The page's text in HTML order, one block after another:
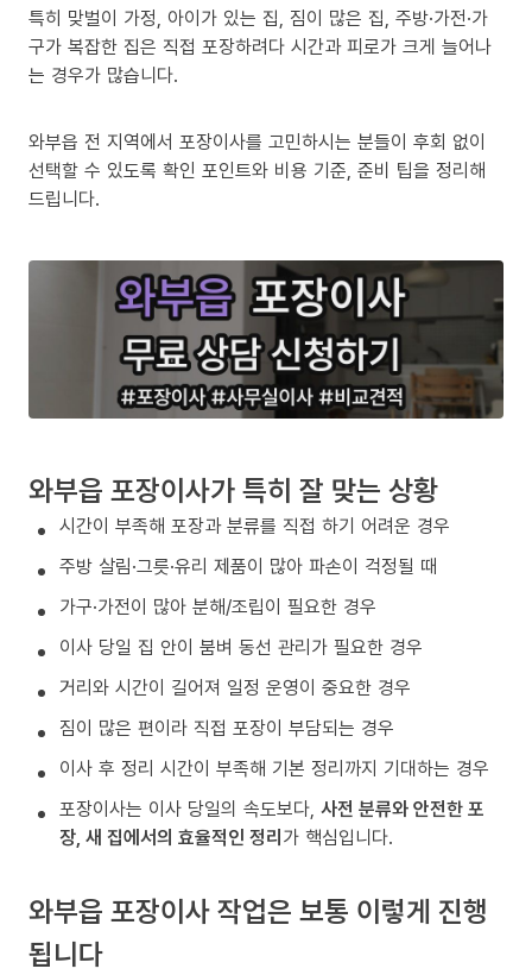
특히 맞벌이 가정, 아이가 있는 집, 짐이 많은 집, 주방·가전·가
구가 복잡한 집은 직접 포장하려다 시간과 피로가 크게 늘어나
는 경우가 많습니다.
와부읍 전 지역에서 포장이사를 고민하시는 분들이 후회 없이
선택할 수 있도록 확인 포인트와 비용 기준, 준비 팁을 정리해
드립니다.
와부읍 포장이사가 특히 잘 맞는 상황
시간이 부족해 포장과 분류를 직접 하기 어려운 경우
주방 살림·그릇·유리 제품이 많아 파손이 걱정될 때
가구·가전이 많아 분해/조립이 필요한 경우
이사 당일 집 안이 붐벼 동선 관리가 필요한 경우
거리와 시간이 길어져 일정 운영이 중요한 경우
짐이 많은 편이라 직접 포장이 부담되는 경우
이사 후 정리 시간이 부족해 기본 정리까지 기대하는 경우
포장이사는 이사 당일의 속도보다, 사전 분류와 안전한 포
장, 새 집에서의 효율적인 정리가 핵심입니다.
와부읍 포장이사 작업은 보통 이렇게 진행
됩니다